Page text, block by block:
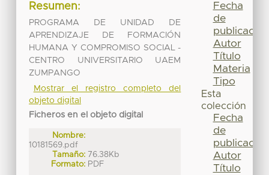
Resumen:
PROGRAMA DE UNIDAD DE
APRENDIZAJE DE FORMACIÓN
HUMANA Y COMPROMISO SOCIAL -
CENTRO UNIVERSITARIO UAEM
ZUMPANGO
Mostrar el registro completo del
objeto digital
Ficheros en el objeto digital
Nombre:
10181569.pdf
Tamaño: 76.38Kb
Formato: PDF
Fecha
de
publicación
Autor
Título
Materia
Tipo
Esta
colección
Fecha
de
publicación
Autor
Título